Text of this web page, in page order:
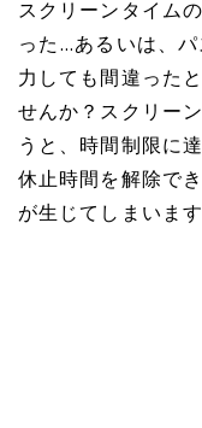
スクリーンタイム
った…あるいは、
力しても間違った
せんか？スクリー
うと、時間制限に
休止時間を解除で
が生じてしまいます